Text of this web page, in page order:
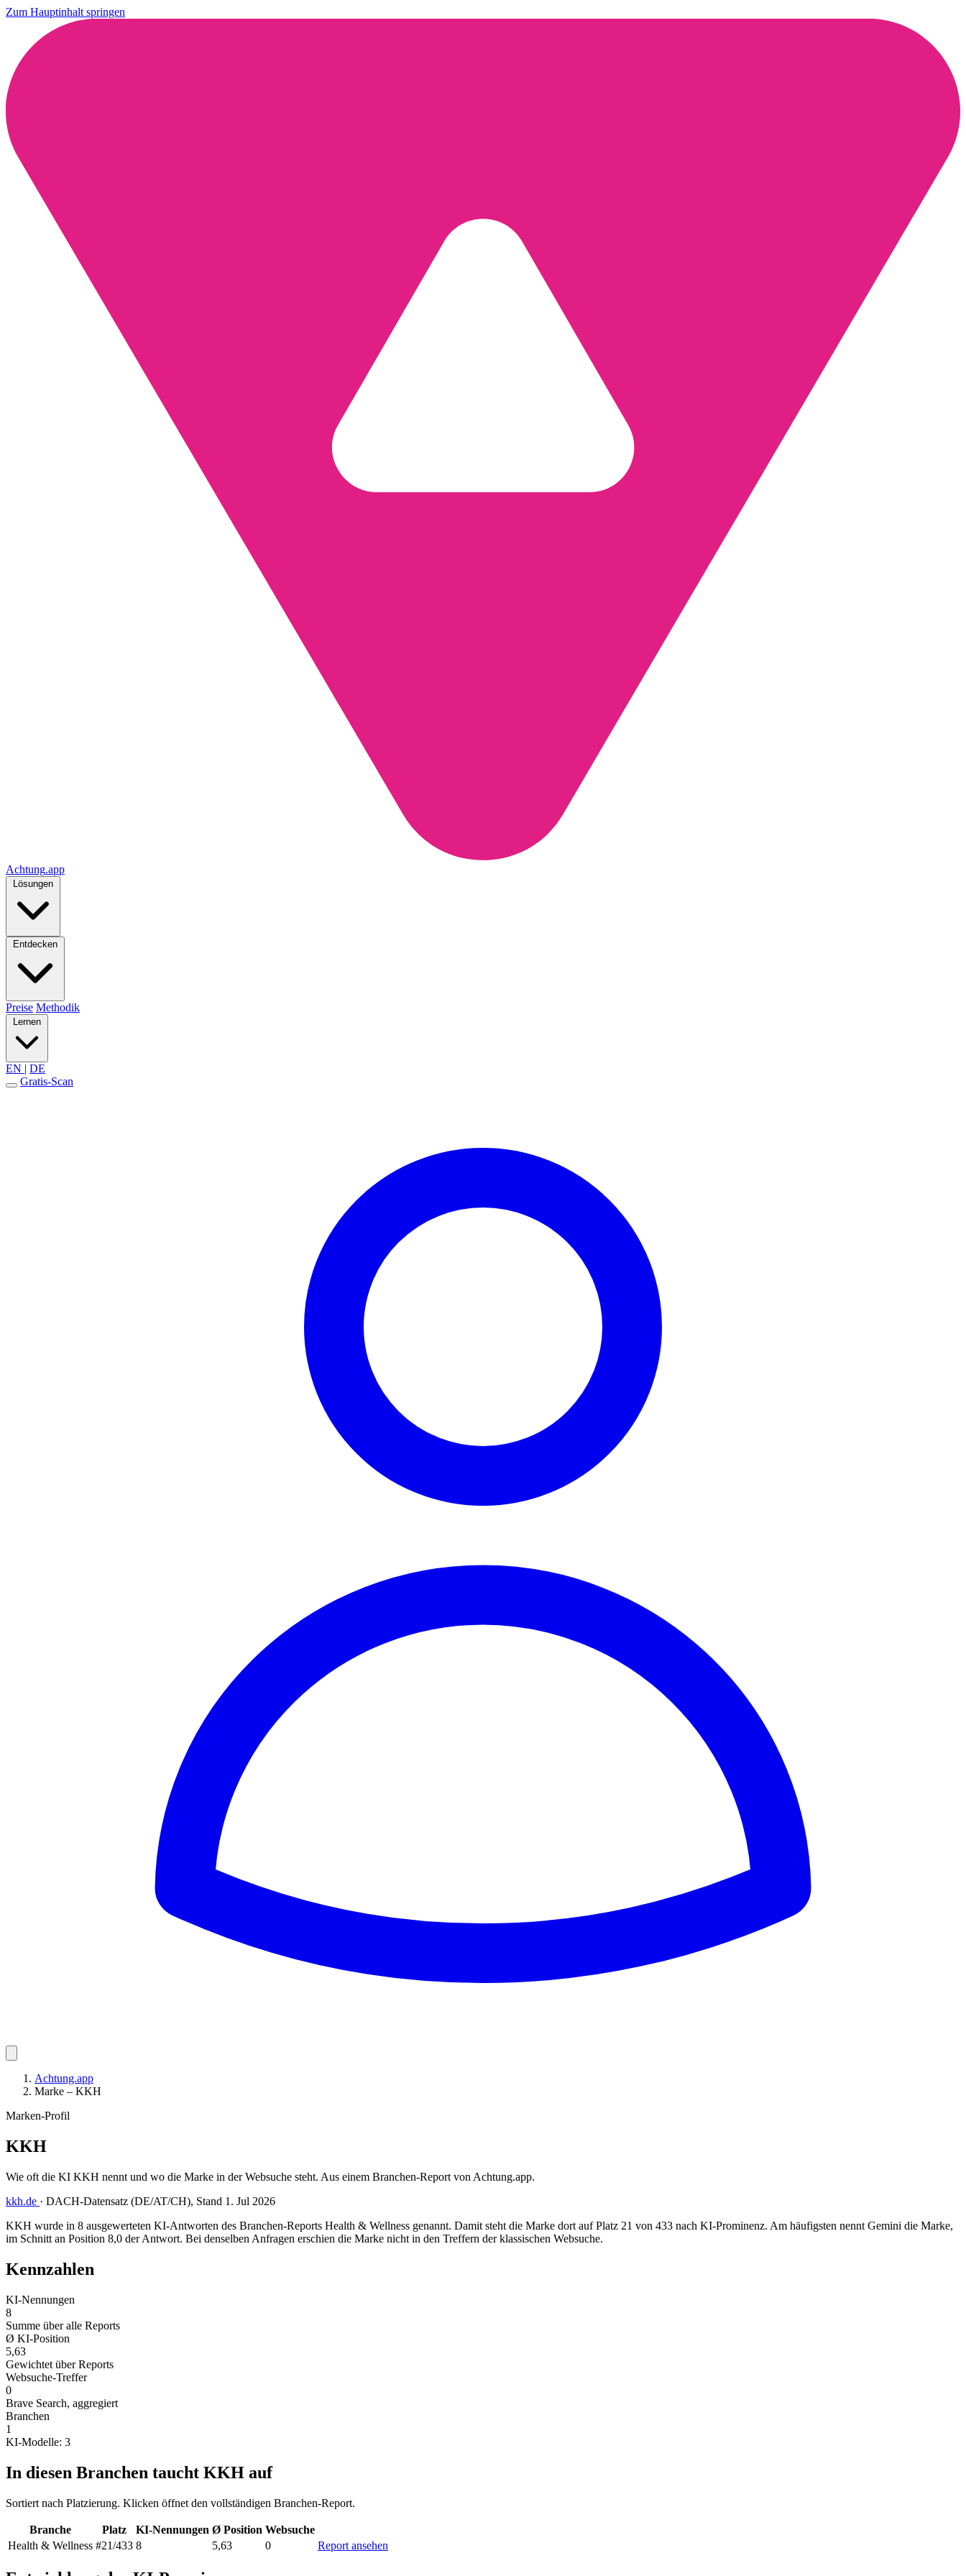
Zum Hauptinhalt springen
Achtung.app
Lösungen
Entdecken
Preise Methodik
Lernen
EN | DE
Gratis-Scan
Achtung.app
Marke – KKH
Marken-Profil
KKH
Wie oft die KI KKH nennt und wo die Marke in der Websuche steht. Aus einem Branchen-Report von Achtung.app.
kkh.de · DACH-Datensatz (DE/AT/CH), Stand 1. Jul 2026
KKH wurde in 8 ausgewerteten KI-Antworten des Branchen-Reports Health & Wellness genannt. Damit steht die Marke dort auf Platz 21 von 433 nach KI-Prominenz. Am häufigsten nennt Gemini die Marke,
im Schnitt an Position 8,0 der Antwort. Bei denselben Anfragen erschien die Marke nicht in den Treffern der klassischen Websuche.
Kennzahlen
KI-Nennungen
8
Summe über alle Reports
Ø KI-Position
5,63
Gewichtet über Reports
Websuche-Treffer
0
Brave Search, aggregiert
Branchen
1
KI-Modelle: 3
In diesen Branchen taucht KKH auf
Sortiert nach Platzierung. Klicken öffnet den vollständigen Branchen-Report.
Branche Platz KI-Nennungen Ø Position Websuche
Health & Wellness #21/433 8 5,63 0 Report ansehen